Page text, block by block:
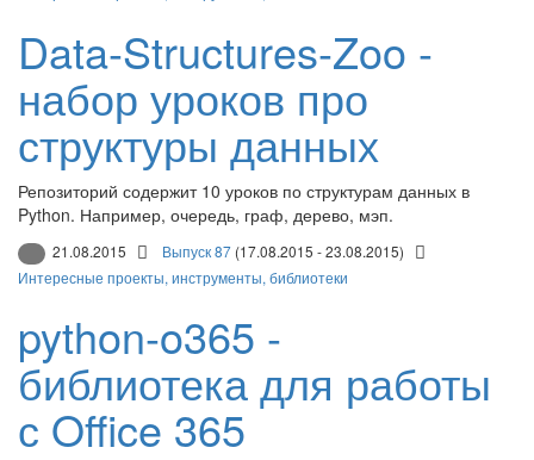
Data-Structures-Zoo -
набор уроков про
структуры данных
Репозиторий содержит 10 уроков по структурам данных в
Python. Например, очередь, граф, дерево, мэп.
21.08.2015 Выпуск 87 (17.08.2015 - 23.08.2015)
Интересные проекты, инструменты, библиотеки
python-o365 -
библиотека для работы
с Office 365